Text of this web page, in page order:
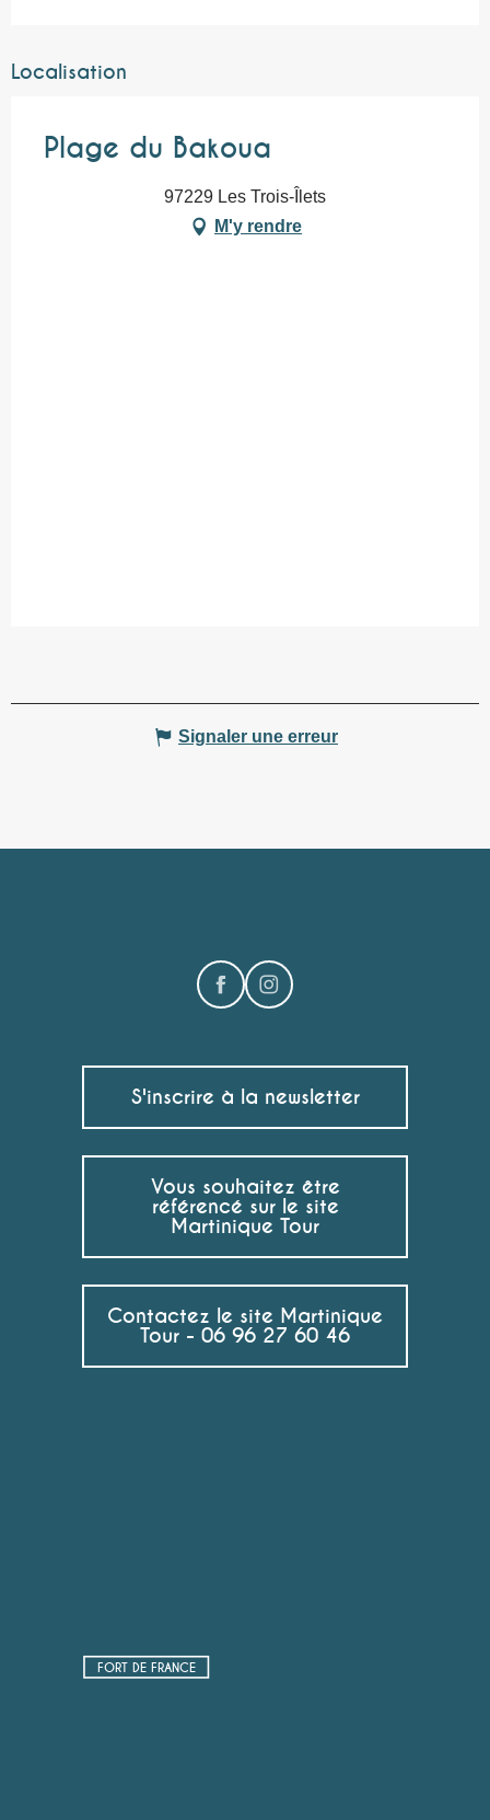
Localisation
Plage du Bakoua
97229 Les Trois-Îlets
M'y rendre
Signaler une erreur
S'inscrire à la newsletter
Vous souhaitez être
référencé sur le site
Martinique Tour
Contactez le site Martinique
Tour - 06 96 27 60 46
FORT DE FRANCE